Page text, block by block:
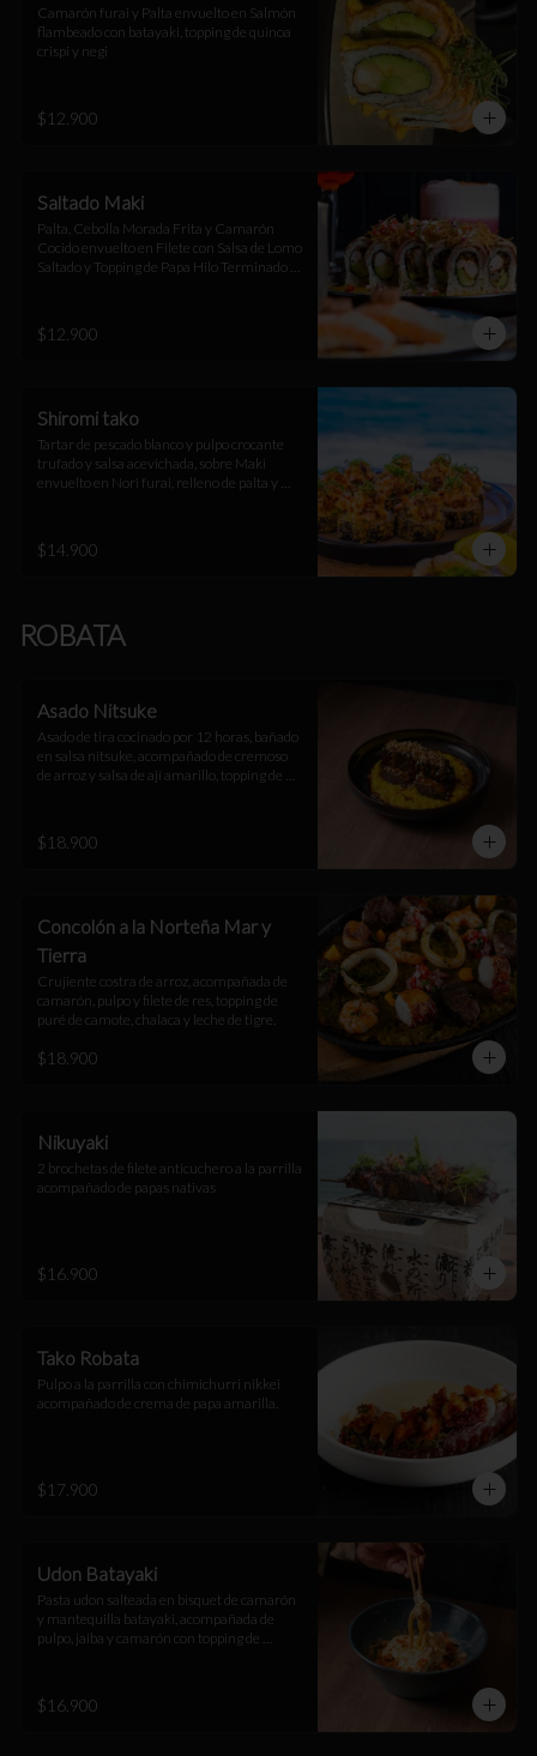
Camarón furai y Palta envuelto en Salmón
flambeado con batayaki, topping de quinoa
crispi y negi
$12.900
Saltado Maki
Palta, Cebolla Morada Frita y Camarón
Cocido envuelto en Filete con Salsa de Lomo
Saltado y Topping de Papa Hilo Terminado
$12.900
Shiromi tako
Tartar de pescado blanco y pulpo crocante
trufado y salsa acevichada, sobre Maki
envuelto en Nori furai, relleno de palta y
$14.900
ROBATA
Asado Nitsuke
Asado de tira cocinado por 12 horas, bañado
en salsa nitsuke, acompañado de cremoso
de arroz y salsa de ají amarillo, topping de
$18.900
Concolón a la Norteña Mar y
Tierra
Crujiente costra de arroz, acompañada de
camarón, pulpo y filete de res, topping de
puré de camote, chalaca y leche de tigre.
$18.900
Nikuyaki
2 brochetas de filete anticuchero a la parrilla
acompañado de papas nativas
$16.900
Tako Robata
Pulpo a la parrilla con chimichurri nikkei
acompañado de crema de papa amarilla.
$17.900
Udon Batayaki
Pasta udon salteada en bisquet de camarón
y mantequilla batayaki, acompañada de
pulpo, jaiba y camarón con topping de
$16.900